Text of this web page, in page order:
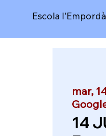
Escola l'Empordà
mar,
14